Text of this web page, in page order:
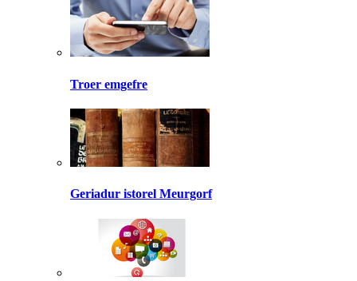
Troer emgefre
Geriadur istorel Meurgorf